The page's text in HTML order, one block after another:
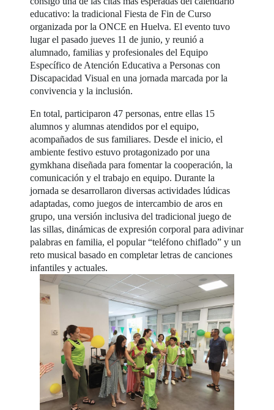
educativo: la tradicional Fiesta de Fin de Curso
organizada por la ONCE en Huelva. El evento tuvo
lugar el pasado jueves 11 de junio, y reunió a
alumnado, familias y profesionales del Equipo
Específico de Atención Educativa a Personas con
Discapacidad Visual en una jornada marcada por la
convivencia y la inclusión.
En total, participaron 47 personas, entre ellas 15
alumnos y alumnas atendidos por el equipo,
acompañados de sus familiares. Desde el inicio, el
ambiente festivo estuvo protagonizado por una
gymkhana diseñada para fomentar la cooperación, la
comunicación y el trabajo en equipo. Durante la
jornada se desarrollaron diversas actividades lúdicas
adaptadas, como juegos de intercambio de aros en
grupo, una versión inclusiva del tradicional juego de
las sillas, dinámicas de expresión corporal para adivinar
palabras en familia, el popular “teléfono chiflado” y un
reto musical basado en completar letras de canciones
infantiles y actuales.